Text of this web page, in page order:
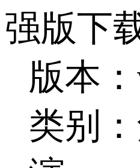
强版下
版本
类别